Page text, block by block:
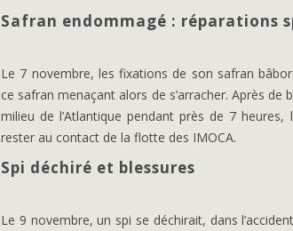
Safran endommagé : réparations
Le 7 novembre, les fixations de son safran
ce safran menaçant alors de s’arracher. Après
milieu de l’Atlantique pendant près de 7
rester au contact de la flotte des IMOCA.
Spi déchiré et blessures
Le 9 novembre, un spi se déchirait, dans